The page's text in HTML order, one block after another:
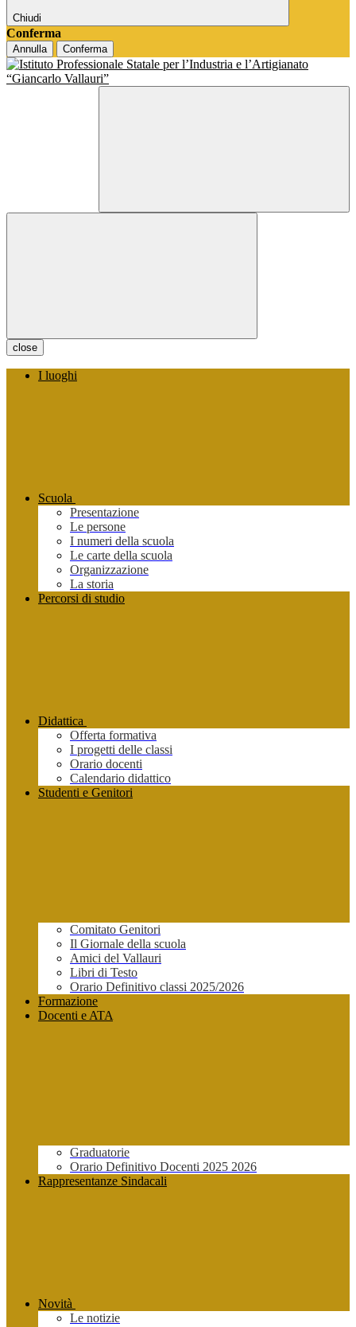
Chiudi
Conferma
Annulla Conferma
close
I luoghi
Scuola
Presentazione
Le persone
I numeri della scuola
Le carte della scuola
Organizzazione
La storia
Percorsi di studio
Didattica
Offerta formativa
I progetti delle classi
Orario docenti
Calendario didattico
Studenti e Genitori
Comitato Genitori
Il Giornale della scuola
Amici del Vallauri
Libri di Testo
Orario Definitivo classi 2025/2026
Formazione
Docenti e ATA
Graduatorie
Orario Definitivo Docenti 2025 2026
Rappresentanze Sindacali
Novità
Le notizie